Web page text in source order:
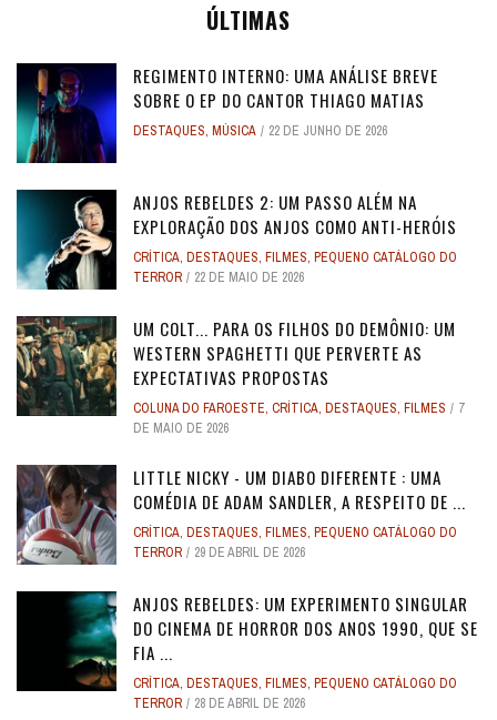
ÚLTIMAS
REGIMENTO INTERNO: UMA ANÁLISE BREVE
SOBRE O EP DO CANTOR THIAGO MATIAS
DESTAQUES, MÚSICA 22 DE JUNHO DE 2026
ANJOS REBELDES 2: UM PASSO ALÉM NA
EXPLORAÇÃO DOS ANJOS COMO ANTI-HERÓIS
CRÍTICA, DESTAQUES, FILMES, PEQUENO CATÁLOGO DO
TERROR
22 DE MAIO DE 2026
UM COLT... PARA OS FILHOS DO DEMÔNIO: UM
WESTERN SPAGHETTI QUE PERVERTE AS
EXPECTATIVAS PROPOSTAS
COLUNA DO FAROESTE, CRÍTICA, DESTAQUES, FILMES
7
DE MAIO DE 2026
LITTLE NICKY - UM DIABO DIFERENTE : UMA
COMÉDIA DE ADAM SANDLER, A RESPEITO DE ...
CRÍTICA, DESTAQUES, FILMES, PEQUENO CATÁLOGO DO
TERROR
29 DE ABRIL DE 2026
ANJOS REBELDES: UM EXPERIMENTO SINGULAR
DO CINEMA DE HORROR DOS ANOS 1990, QUE SE
FIA ...
CRÍTICA, DESTAQUES, FILMES, PEQUENO CATÁLOGO DO
TERROR
28 DE ABRIL DE 2026